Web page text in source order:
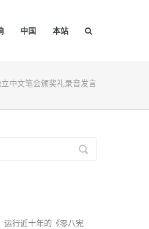
中国 本站
中文笔会颁奖礼录音发言
运行近十年的《零八宪